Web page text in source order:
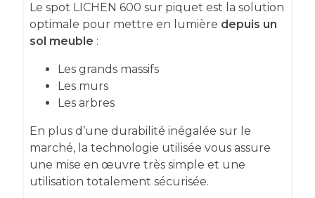
Le spot LICHEN 600 sur piquet est la solution
optimale pour mettre en lumière depuis un
sol meuble :
Les grands massifs
Les murs
Les arbres
En plus d’une durabilité inégalée sur le
marché, la technologie utilisée vous assure
une mise en œuvre très simple et une
utilisation totalement sécurisée.